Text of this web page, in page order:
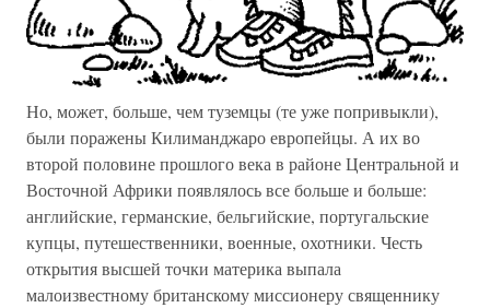
Но, может, больше, чем туземцы (те уже попривыкли),
были поражены Килиманджаро европейцы. А их во
второй половине прошлого века в районе Центральной и
Восточной Африки появлялось все больше и больше:
английские, германские, бельгийские, португальские
купцы, путешественники, военные, охотники. Честь
открытия высшей точки материка выпала
малоизвестному британскому миссионеру священнику